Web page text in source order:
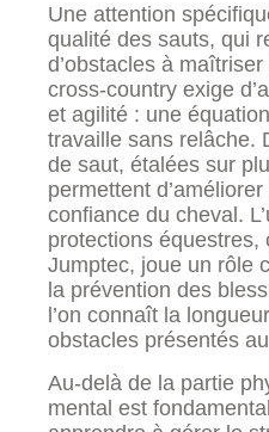
Une attention
qualité des sauts, qui
d’obstacles à
cross-country exige
et agilité : une
travaille sans relâche.
de saut, étalées sur
permettent
confiance du cheval.
protections équestres,
Jumptec, joue un rôle
la prévention des
l’on connaît la
obstacles présentés
Au-delà de la partie
mental est